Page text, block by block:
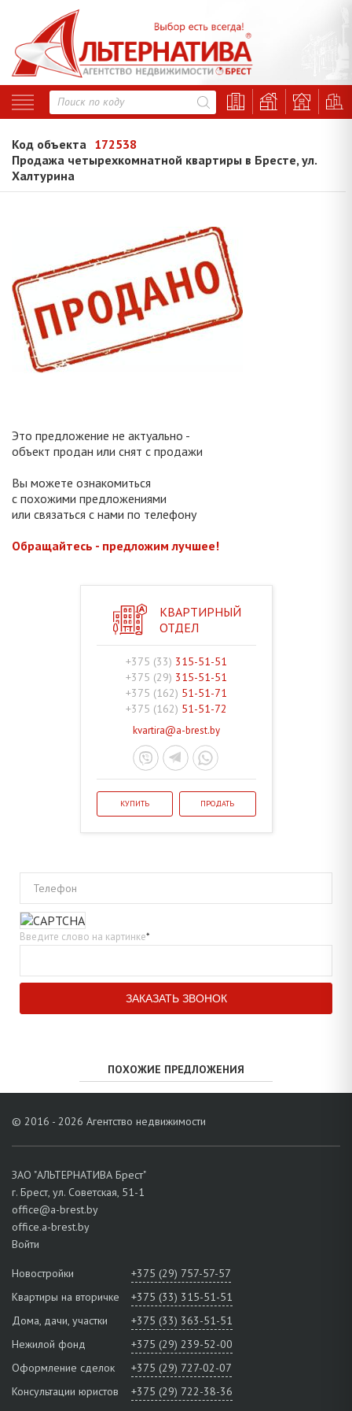
Код объекта 172538
Продажа четырехкомнатной квартиры в Бресте, ул.
Халтурина
Это предложение не актуально -
объект продан или снят с продажи
Вы можете ознакомиться
с похожими предложениями
или связаться с нами по телефону
Обращайтесь - предложим лучшее!
КВАРТИРНЫЙ
ОТДЕЛ
+375 (33) 315-51-51
+375 (29) 315-51-51
+375 (162) 51-51-71
+375 (162) 51-51-72
kvartira@a-brest.by
КУПИТЬ ПРОДАТЬ
Телефон
Введите слово на картинке*
ПОХОЖИЕ ПРЕДЛОЖЕНИЯ
© 2016 - 2026 Агентство недвижимости
ЗАО "АЛЬТЕРНАТИВА Брест"
г. Брест, ул. Советская, 51-1
office@a-brest.by
office.a-brest.by
Войти
Новостройки
+375 (29) 757-57-57
Квартиры на вторичке
+375 (33) 315-51-51
Дома, дачи, участки
+375 (33) 363-51-51
Нежилой фонд
+375 (29) 239-52-00
Оформление сделок
+375 (29) 727-02-07
Консультации юристов
+375 (29) 722-38-36